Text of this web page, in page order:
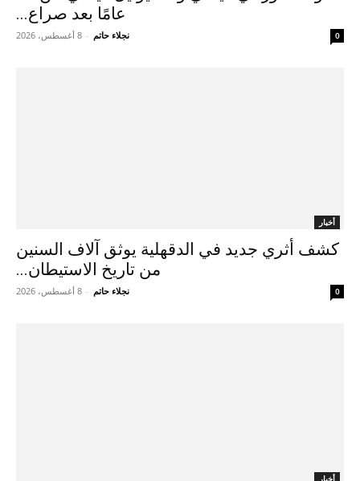
عامًا بعد صراع...
نجلاء حاتم - 8 أغسطس، 2026 0
أخبار
كشف أثري جديد في الدقهلية يوثق آلاف السنين
من تاريخ الاستيطان...
نجلاء حاتم - 8 أغسطس، 2026 0
أخبار